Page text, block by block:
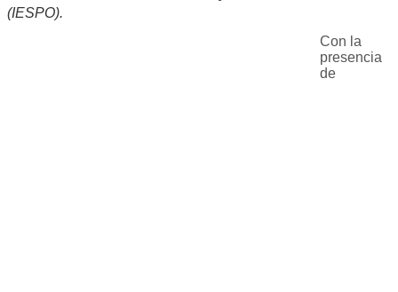
(IESPO).
Con la
presencia
de